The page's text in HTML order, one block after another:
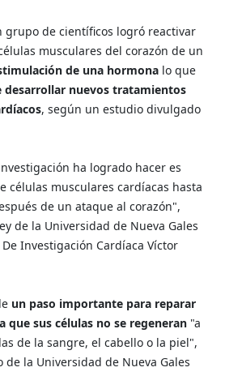
grupo de científicos logró reactivar
musculares del corazón de un
de una hormona lo que
desarrollar nuevos tratamientos
, según un estudio divulgado
ha logrado hacer es
células musculares cardíacas hasta
de un ataque al corazón",
de la Universidad de Nueva Gales
Investigación Cardíaca Víctor
un paso importante para reparar
que sus células no se regeneran "a
de la sangre, el cabello o la piel",
la Universidad de Nueva Gales